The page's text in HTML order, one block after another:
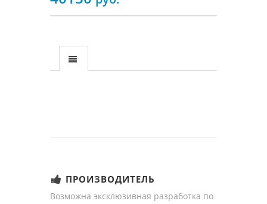
ПРОИЗВОДИТЕЛЬ
Возможна эксклюзивная разработка по